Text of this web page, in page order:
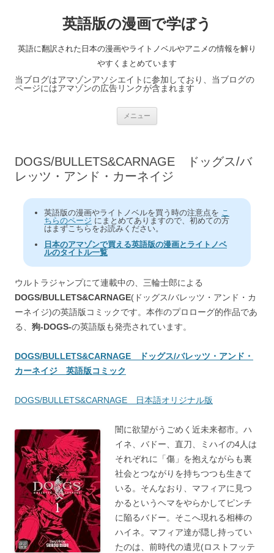
英語版の漫画で学ぼう
英語に翻訳された日本の漫画やライトノベルやアニメの情報を解り
やすくまとめています
当ブログはアマゾンアソシエイトに参加しており、当ブログの
ページにはアマゾンの広告リンクが含まれます
メニュー
ス
キ
ッ
DOGS/BULLETS&CARNAGE ドッグス/バ
レッツ・アンド・カーネイジ
英語版の漫画やライトノベルを買う時の注意点を こ
ちらのページ にまとめてありますので、初めての方
はまずこちらをお読みください。
日本のアマゾンで買える英語版の漫画とライトノベ
ルのタイトル一覧
ウルトラジャンプにて連載中の、三輪士郎による
DOGS/BULLETS&CARNAGE(ドッグス/バレッツ・アンド・カ
ーネイジ)の英語版コミックです。本作のプロローグ的作品であ
る、 狗-DOGS-の英語版も発売されています。
DOGS/BULLETS&CARNAGE ドッグス/バレッツ・アンド・
カーネイジ 英語版コミック
DOGS/BULLETS&CARNAGE 日本語オリジナル版
闇に欲望がうごめく近未来都市。ハ
イネ、バドー、直刀、ミハイの4人は
それぞれに「傷」を抱えながらも裏
社会とつながりを持ちつつも生きて
いる。そんなおり、マフィアに見つ
かるというヘマをやらかしてピンチ
に陥るバドー。そこへ現れる相棒の
ハイネ。マフィア達が隠し持ってい
たのは、前時代の遺児(ロストフッテ